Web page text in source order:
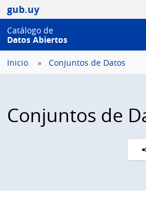
gub.uy
Catálogo de
Datos Abiertos
Inicio Conjuntos de Datos
Conjuntos de